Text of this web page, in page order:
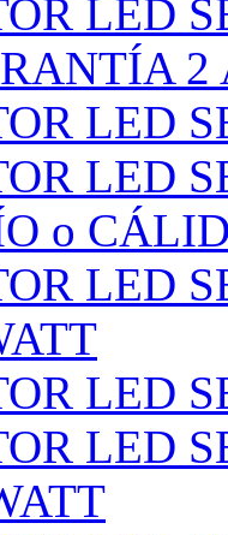
LED
2
LED
LED
o
LED
LED
LED